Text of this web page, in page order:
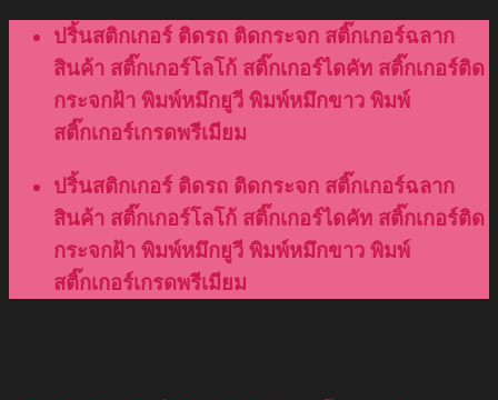
Skip
content
ปริ้นสติกเกอร์ ติดรถ ติดกระจก สติ๊กเกอร์ฉลาก
สินค้า สติ๊กเกอร์โลโก้ สติ๊กเกอร์ไดคัท สติ๊กเกอร์ติด
กระจกฝ้า พิมพ์หมึกยูวี พิมพ์หมึกขาว พิมพ์
สติ๊กเกอร์เกรดพรีเมียม
ปริ้นสติกเกอร์ ติดรถ ติดกระจก สติ๊กเกอร์ฉลาก
สินค้า สติ๊กเกอร์โลโก้ สติ๊กเกอร์ไดคัท สติ๊กเกอร์ติด
กระจกฝ้า พิมพ์หมึกยูวี พิมพ์หมึกขาว พิมพ์
สติ๊กเกอร์เกรดพรีเมียม